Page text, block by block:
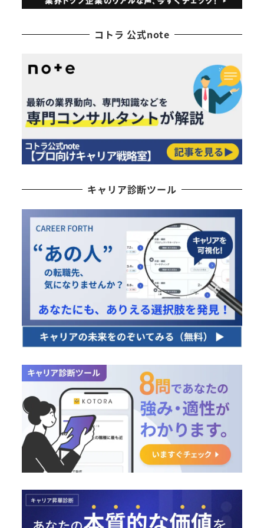
コトラ 公式note
キャリア診断ツール